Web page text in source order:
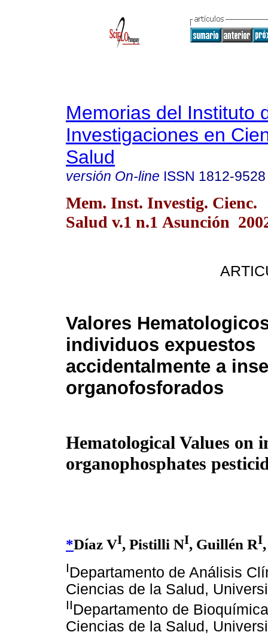
Memorias del Instituto
Investigaciones en
Salud
versión On-line ISSN 1812-9528
Mem. Inst. Investig. Cienc.
Salud v.1 n.1 Asunción
Valores
individuos expuestos
accidentalmente a
organofosforados
Hematological Values on
organophosphates
*Díaz VI, Pistilli NI, Guillén RI
IDepartamento de Análisis
Ciencias de la Salud,
IIDepartamento de
Ciencias de la Salud,